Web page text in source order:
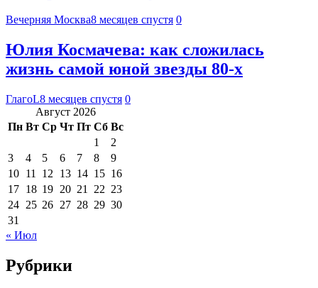
Вечерняя Москва8 месяцев спустя 0
Юлия Космачева: как сложилась
жизнь самой юной звезды 80-х
ГлагоL8 месяцев спустя 0
Август 2026
Пн Вт Ср Чт Пт Сб Вс
1
2
3
4 5 6 7 8
9
10 11 12 13 14 15 16
17 18 19 20 21 22 23
24 25 26 27 28 29 30
31
« Июл
Рубрики